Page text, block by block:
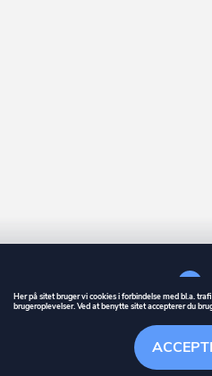
Søgehistorik
GUIDE
er et registreret varemærke
Stationsparken 26. 2.,
Her på sitet bruger vi cookies i forbindelse med bl.a.
brugeroplevelser. Ved at benytte sitet accepterer du